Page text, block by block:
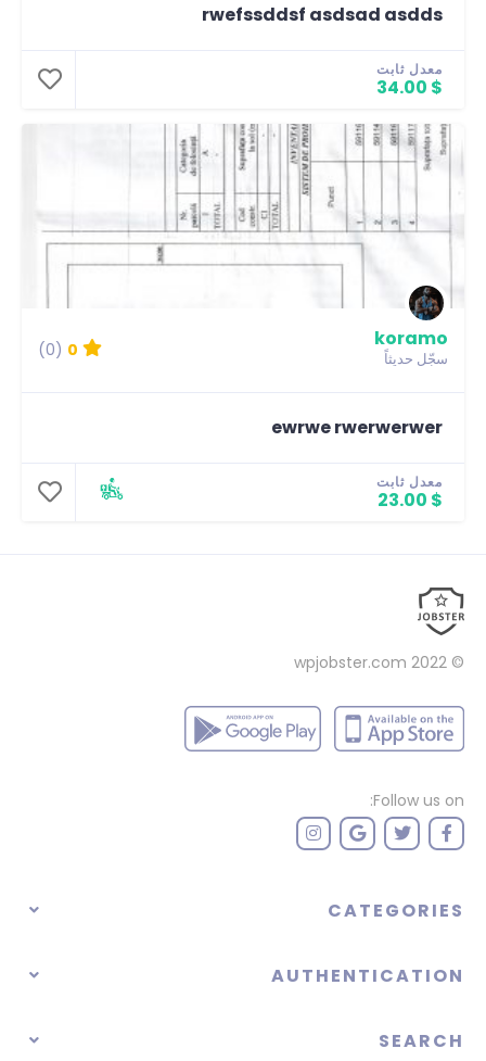
rwefssddsf asdsad asdds
معدل ثابت
$ 34.00
koramo
سجّل حديثاً 0
(0)
ewrwe rwerwerwer
معدل ثابت
$ 23.00
© 2022
wpjobster.com
Follow us on:
CATEGORIES
AUTHENTICATION
SEARCH